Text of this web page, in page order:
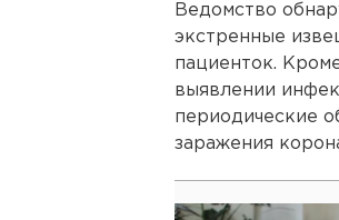
Ведомство
экстренные
пациенток.
выявлении
периодические
заражения